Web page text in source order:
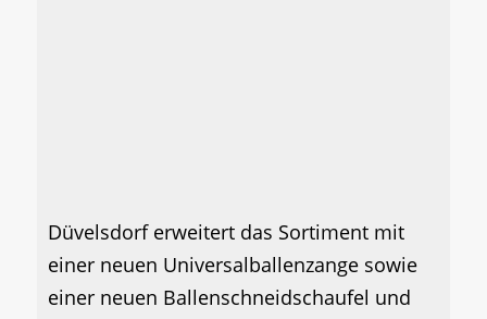
Düvelsdorf erweitert das Sortiment mit
einer neuen Universalballenzange sowie
einer neuen Ballenschneidschaufel und